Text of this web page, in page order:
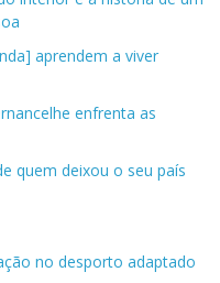
aprendem a viver
enfrenta as
quem deixou o seu país
no desporto adaptado